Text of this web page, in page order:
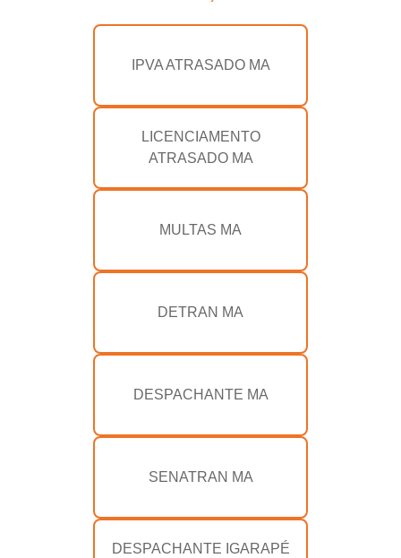
IPVA ATRASADO MA
LICENCIAMENTO
ATRASADO MA
MULTAS MA
DETRAN MA
DESPACHANTE MA
SENATRAN MA
DESPACHANTE IGARAPÉ